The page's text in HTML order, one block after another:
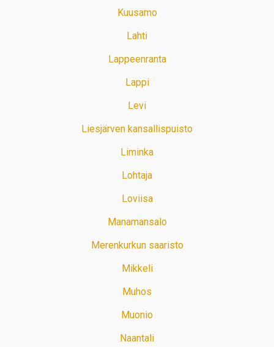
Kuusamo
Lahti
Lappeenranta
Lappi
Levi
Liesjärven kansallispuisto
Liminka
Lohtaja
Loviisa
Manamansalo
Merenkurkun saaristo
Mikkeli
Muhos
Muonio
Naantali